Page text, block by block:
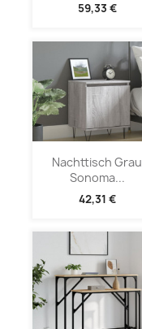
59,33 €
Nachttisch Grau
Sonoma...
42,31 €